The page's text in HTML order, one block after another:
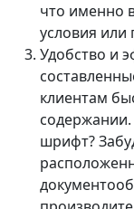
что именно
условия или
Удобство и
клиентам
шрифт?